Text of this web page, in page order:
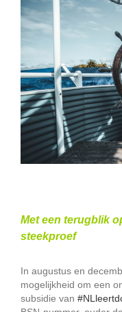
Larger
Image
Met een terugblik
steekproef
In augustus en
mogelijkheid om een
subsidie van